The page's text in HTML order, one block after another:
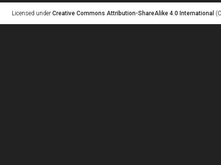
Licensed under Creative Commons Attribution-ShareAlike 4.0 International